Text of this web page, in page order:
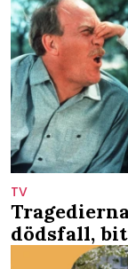
TV
dödsfall,